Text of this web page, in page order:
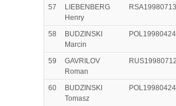
57
LIEBENBERG
Henry
RSA19980713
58
BUDZINSKI
Marcin
POL19980424
59
GAVRILOV
Roman
RUS19980712
60
BUDZINSKI
Tomasz
POL19980424